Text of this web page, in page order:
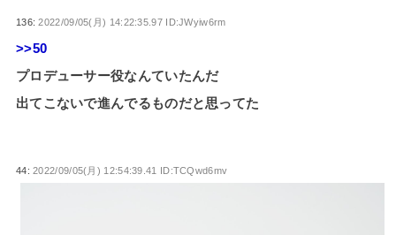
136:2022/09/05(月) 14:22:35.97 ID:JWyiw6rm
>>50
プロデューサー役なんていたんだ
出てこないで進んでるものだと思ってた
44:2022/09/05(月) 12:54:39.41 ID:TCQwd6mv